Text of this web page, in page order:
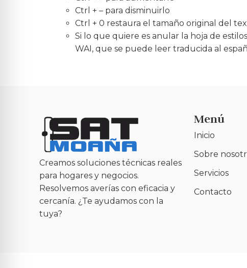
Ctrl + – para disminuirlo
Ctrl + 0 restaura el tamaño original del
Si lo que quiere es anular la hoja de
WAI, que se puede leer traducida al
Creamos soluciones técnicas reales
para hogares y negocios.
Resolvemos averías con eficacia y
cercanía. ¿Te ayudamos con la
tuya?
Menú
Inicio
Sobre
Servicios
Contacto